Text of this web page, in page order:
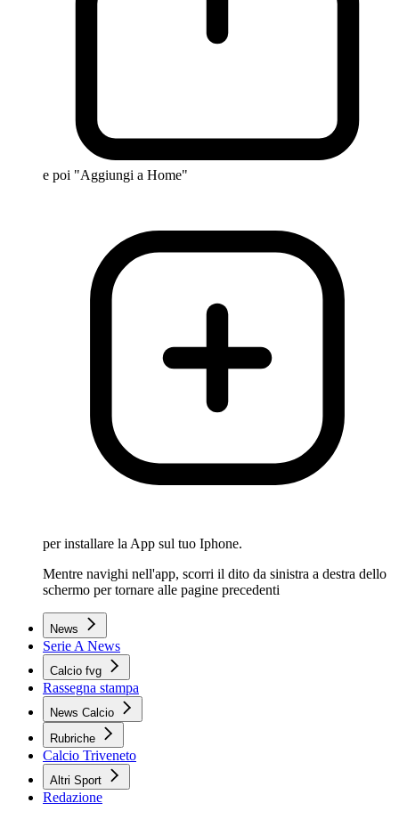
e poi "Aggiungi a Home"
per installare la App sul tuo Iphone.
Mentre navighi nell'app, scorri il dito da sinistra a destra dello
schermo per tornare alle pagine precedenti
News
Serie A News
Calcio fvg
Rassegna stampa
News Calcio
Rubriche
Calcio Triveneto
Altri Sport
Redazione